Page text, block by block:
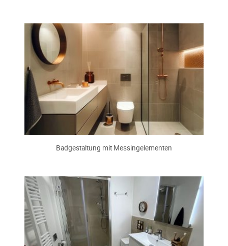
Badgestaltung mit Messingelementen